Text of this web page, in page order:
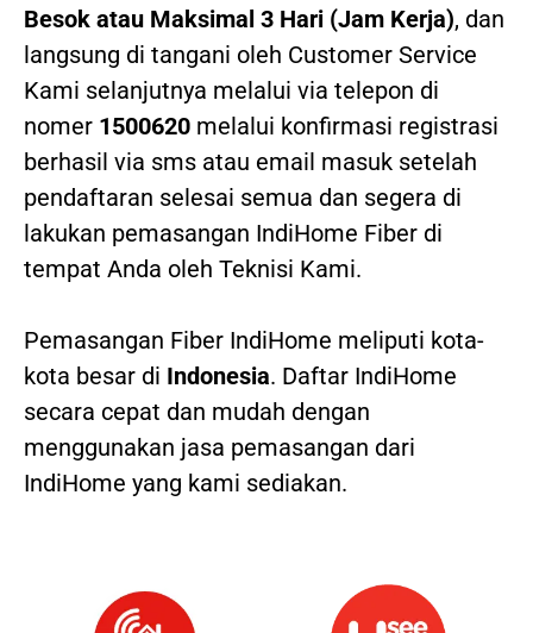
Besok atau Maksimal 3 Hari (Jam Kerja), dan
langsung di tangani oleh Customer Service
Kami selanjutnya melalui via telepon di
nomer 1500620 melalui konfirmasi registrasi
berhasil via sms atau email masuk setelah
pendaftaran selesai semua dan segera di
lakukan pemasangan IndiHome Fiber di
tempat Anda oleh Teknisi Kami.
Pemasangan Fiber IndiHome meliputi kota-
kota besar di Indonesia. Daftar IndiHome
secara cepat dan mudah dengan
menggunakan jasa pemasangan dari
IndiHome yang kami sediakan.